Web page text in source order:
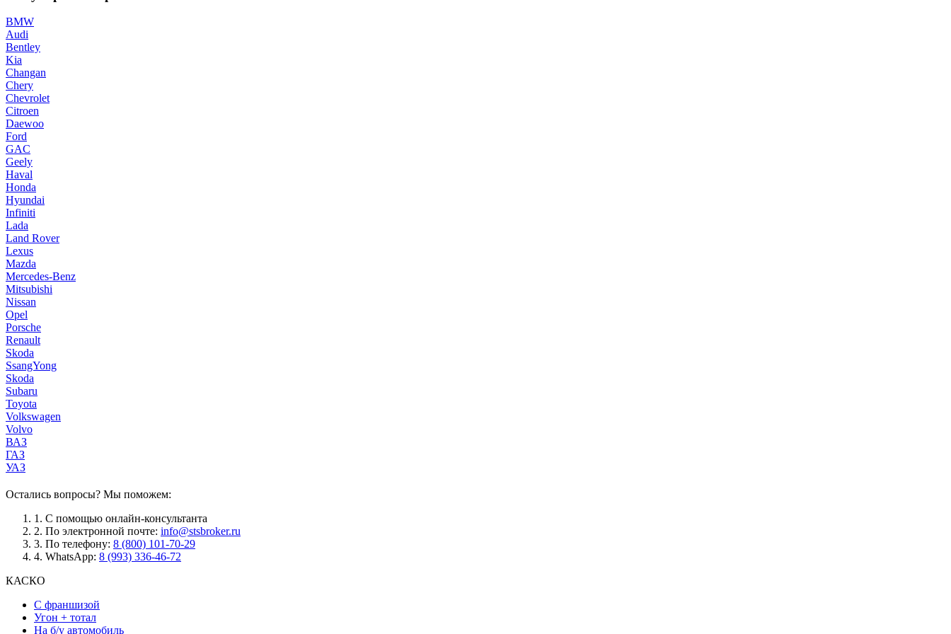
BMW
Audi
Bentley
Kia
Changan
Chery
Chevrolet
Citroen
Daewoo
Ford
GAC
Geely
Haval
Honda
Hyundai
Infiniti
Lada
Land Rover
Lexus
Mazda
Mercedes-Benz
Mitsubishi
Nissan
Opel
Porsche
Renault
Skoda
SsangYong
Skoda
Subaru
Toyota
Volkswagen
Volvo
ВАЗ
ГАЗ
УАЗ
Остались вопросы? Мы поможем:
1. С помощью онлайн-консультанта
2. По электронной почте: info@stsbroker.ru
3. По телефону: 8 (800) 101-70-29
4. WhatsApp: 8 (993) 336-46-72
КАСКО
С франшизой
Угон + тотал
На б/у автомобиль